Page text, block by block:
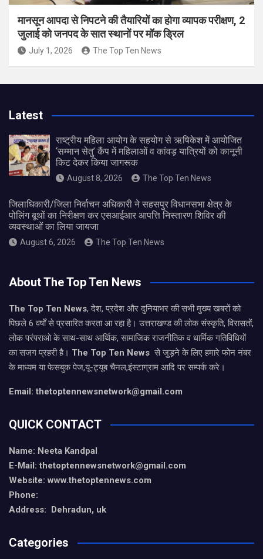
मानसून आपदा से निपटने की तैयारियों का होगा व्यापक परीक्षण, 2
जुलाई को जनपद के सात स्थानों पर मॉक ड्रिल
July 1, 2026 The Top Ten News
Latest
राष्ट्रीय महिला आयोग के सहयोग से ऋषिकेश में आयोजित
‘सम्मान सेतु’ कैंप में महिलाओं व कांवड़ यात्रियों को कानूनी
किट देकर किया जागरूक
August 8, 2026 The Top Ten News
जिलाधिकारी/जिला निर्वाचन अधिकारी ने सहसपुर विधानसभा क्षेत्र के
पोलिंग बूथों का निरीक्षण कर एसआईआर आपत्ति निस्तारण शिविर की
व्यवस्थाओं का लिया जायजा
August 6, 2026 The Top Ten News
About The Top Ten News
The Top Ten News, देश, प्रदेश और दुनियाभर की सभी मुख्य खबरों को
पिछले 6 वर्षों से प्रसारित करता आ रहा है। उत्तराखण्ड की लोक संस्कृति, विरासतों,
लोक परंपराओ के साथ-साथ आर्थिक, सामाजिक राजनीतिक व धार्मिक गतिविधियों
का सजग प्रहरी है। The Top Ten News से जुड़ने के लिए हमारे फोन नंबर
के माध्यम या फेसबुक पेज,यू-ट्यूब चैनल,इंस्टाग्राम आदि पर सम्पर्क करे।
Email: thetoptennewsnetwork@gmail.com
QUICK CONTACT
Name: Neeta Kandpal
E-Mail: thetoptennewsnetwork@gmail.com
Website: www.thetoptennews.com
Phone:
Address: Dehradun, uk
Categories